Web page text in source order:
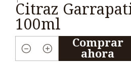
Citraz
100ml
Cantidad
Comprar
ahora